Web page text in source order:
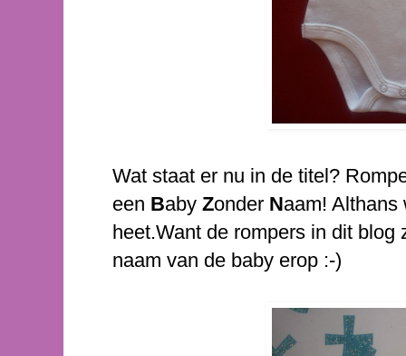
Wat staat er nu in de titel?
een Baby Zonder Naam! Althans
heet.Want de rompers in dit
naam van de baby erop :-)